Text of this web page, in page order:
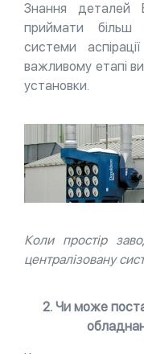
Знання деталей
приймати більш
системи
важливому етапі
установки.
Коли простір
централізовану
2. Чи може